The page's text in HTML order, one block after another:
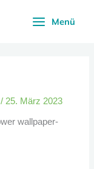
Menü
/ 25. März 2023